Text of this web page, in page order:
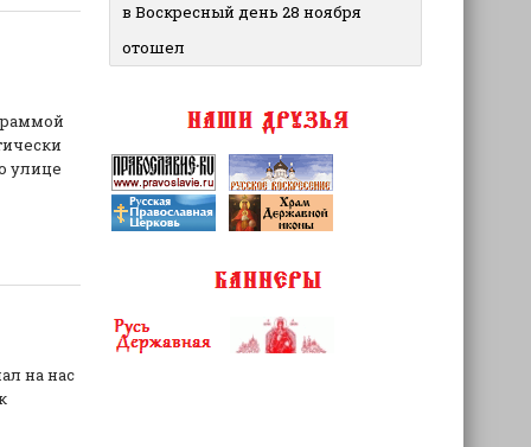
улице
на нас
в Воскресный день 28 ноября
отошел